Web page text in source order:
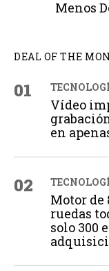
Menos
DEAL OF THE
01
Vídeo
en
02
Motor de
ruedas
solo 300